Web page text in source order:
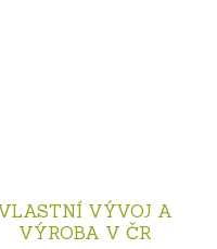
VÝVOJ A
VÝROBA V ČR